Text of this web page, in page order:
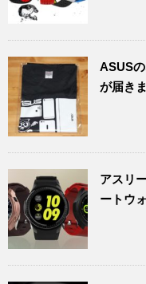
ASUS
が届き
アスリ
ートウ